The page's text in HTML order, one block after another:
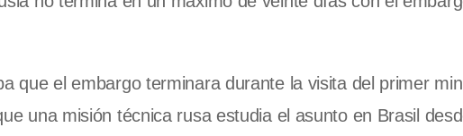
que el embargo terminara durante la visita del primer
una misión técnica rusa estudia el asunto en Brasil